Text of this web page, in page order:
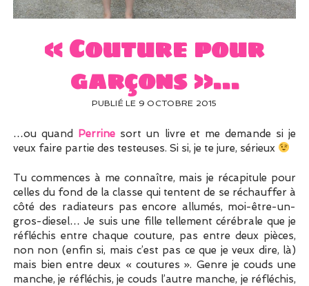
UN PEU DE DÉCO ?
« Couture pour
garçons »…
PUBLIÉ LE 9 OCTOBRE 2015
…ou quand Perrine sort un livre et me demande si je
veux faire partie des testeuses. Si si, je te jure, sérieux
Tu commences à me connaître, mais je récapitule pour
celles du fond de la classe qui tentent de se réchauffer à
côté des radiateurs pas encore allumés, moi-être-un-
gros-diesel… Je suis une fille tellement cérébrale que je
réfléchis entre chaque couture, pas entre deux pièces,
non non (enfin si, mais c’est pas ce que je veux dire, là)
mais bien entre deux « coutures ». Genre je couds une
manche, je réfléchis, je couds l’autre manche, je réfléchis,